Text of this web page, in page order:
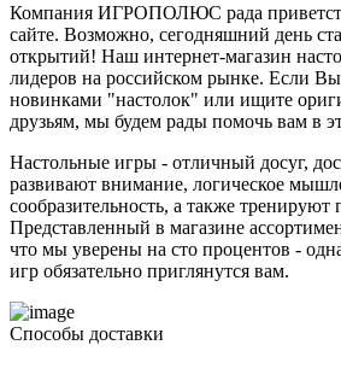
Компания ИГРОПОЛЮС рада
сайте. Возможно, сегодняшний день
открытий! Наш интернет-магазин
лидеров на российском рынке. Если Вы
новинками "настолок" или ищите
друзьям, мы будем рады помочь вам в
Настольные игры - отличный досуг,
развивают внимание, логическое
сообразительность, а также тренируют
Представленный в магазине
что мы уверены на сто процентов -
игр обязательно приглянутся вам.
Способы доставки